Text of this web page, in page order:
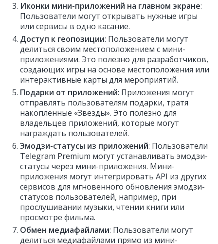
Иконки мини-приложений на главном экране:
Пользователи могут открывать нужные игры
или сервисы в одно касание.
Доступ к геопозиции: Пользователи могут
делиться своим местоположением с мини-
приложениями. Это полезно для разработчиков,
создающих игры на основе местоположения или
интерактивные карты для мероприятий.
Подарки от приложений: Приложения могут
отправлять пользователям подарки, тратя
накопленные «Звезды». Это полезно для
владельцев приложений, которые могут
награждать пользователей.
Эмодзи-статусы из приложений: Пользователи
Telegram Premium могут устанавливать эмодзи-
статусы через мини-приложения. Мини-
приложения могут интегрировать API из других
сервисов для мгновенного обновления эмодзи-
статусов пользователей, например, при
прослушивании музыки, чтении книги или
просмотре фильма.
Обмен медиафайлами: Пользователи могут
делиться медиафайлами прямо из мини-